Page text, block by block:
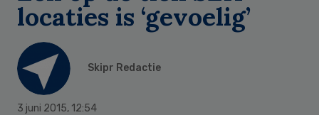
locaties is ‘gevoelig’
Skipr Redactie
3 juni 2015, 12:54